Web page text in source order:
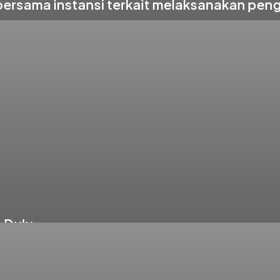
instansi terkait melaksanakan
Dulu